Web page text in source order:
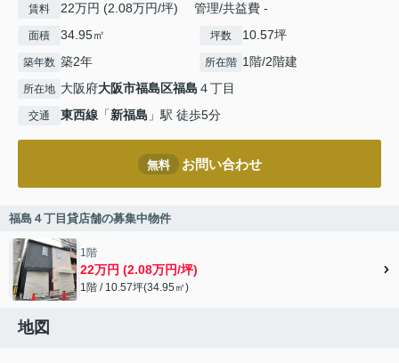
賃料 22万円 (2.08万円/坪) 管理/共益費 -
面積 34.95㎡ 坪数 10.57坪
築年数 築2年 所在階 1階/2階建
所在地 大阪府大阪市福島区福島 ４丁目
交通 東西線 「新福島 」駅 徒歩5分
無料 お問い合わせ
福島４丁目貸店舗の募集中物件
1階
22万円 (2.08万円/坪)
1階 / 10.57坪(34.95㎡)
地図